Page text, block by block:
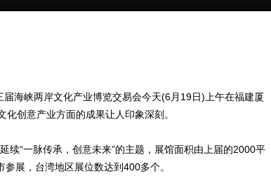
峡两岸文化产业博览交易会今天(6月19日)上午在福建厦
创意产业方面的成果让人印象深刻。
“一脉传承，创意未来”的主题，展馆面积由上届的2000平
展，台湾地区展位数达到400多个。